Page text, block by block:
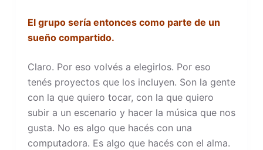
El grupo sería entonces como parte de un
sueño compartido.
Claro. Por eso volvés a elegirlos. Por eso
tenés proyectos que los incluyen. Son la gente
con la que quiero tocar, con la que quiero
subir a un escenario y hacer la música que nos
gusta. No es algo que hacés con una
computadora. Es algo que hacés con el alma.